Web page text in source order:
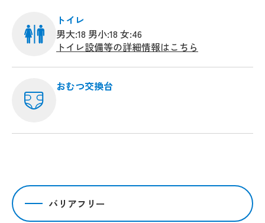
トイレ
男大:18 男小:18 女:46
トイレ設備等の詳細情報はこちら
おむつ交換台
バリアフリー